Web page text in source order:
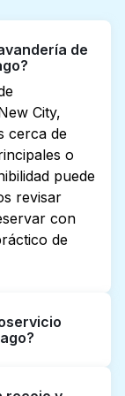
de
City,
cerca de
o
puede
revisar
con
de